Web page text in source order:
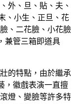
外、旦、貼、夫、
、小生、正旦、花
、二花臉、小花臉
兼管三箱即道具
的特點，由於繼承
，徽戲表演一直擅
燈、變臉等許多特